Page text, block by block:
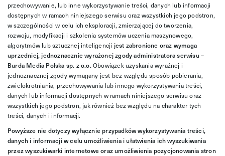
przechowywanie, lub inne wykorzystywanie treści, danych lub informacji
dostępnych w ramach niniejszego serwisu oraz wszystkich jego podstron,
w szczególności w celu ich eksploracji, zmierzającej do tworzenia,
rozwoju, modyfikacji i szkolenia systemów uczenia maszynowego,
algorytmów lub sztucznej inteligencji jest zabronione oraz wymaga
uprzedniej, jednoznacznie wyrażonej zgody administratora serwisu –
Burda Media Polska sp. z o.o.Obowiązek uzyskania wyraźnej i
jednoznacznej zgody wymagany jest bez względu sposób pobierania,
zwielokrotniania, przechowywania lub innego wykorzystywania treści,
danych lub informacji dostępnych w ramach niniejszego serwisu oraz
wszystkich jego podstron, jak również bez względu na charakter tych
treści, danych i informacji.
Powyższe nie dotyczy wyłącznie przypadków wykorzystywania treści,
danych i informacji w celu umożliwienia i ułatwienia ich wyszukiwania
przez wyszukiwarki internetowe oraz umożliwienia pozycjonowania stron